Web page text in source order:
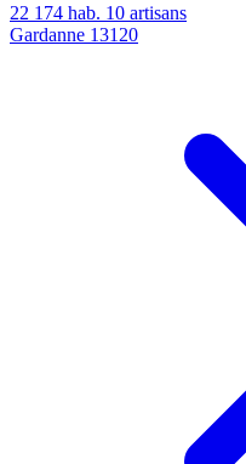
22 174 hab. 10 artisans
Gardanne 13120